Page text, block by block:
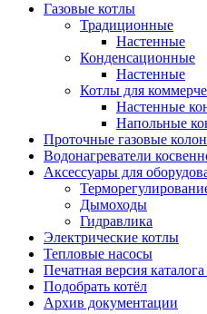
Газовые котлы
Традиционные
Настенные
Конденсационные
Настенные
Котлы для
Настенные
Напольные
Проточные газовые
Водонагреватели
Аксессуары для
Дымоходы
Гидравлика
Электрические котлы
Тепловые насосы
Печатная версия
Подобрать котёл
Архив документации